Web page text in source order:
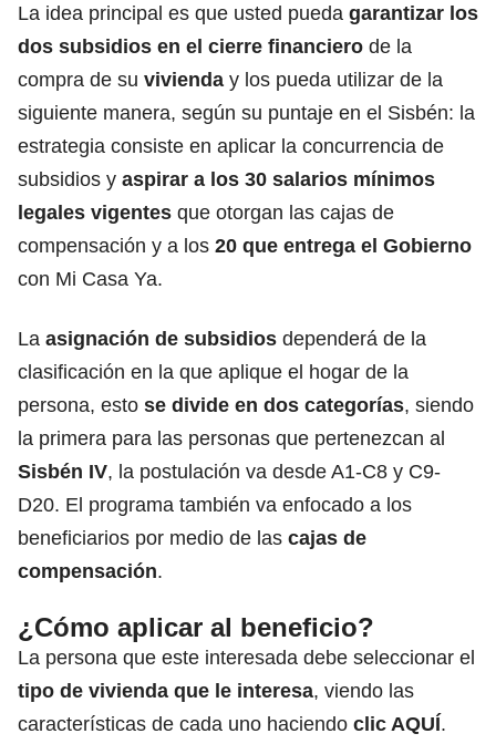
La idea principal es que usted pueda garantizar los
dos subsidios en el cierre financiero de la
compra de su vivienda y los pueda utilizar de la
siguiente manera, según su puntaje en el Sisbén: la
estrategia consiste en aplicar la concurrencia de
subsidios y aspirar a los 30 salarios mínimos
legales vigentes que otorgan las cajas de
compensación y a los 20 que entrega el Gobierno
con Mi Casa Ya.
La asignación de subsidios dependerá de la
clasificación en la que aplique el hogar de la
persona, esto se divide en dos categorías, siendo
la primera para las personas que pertenezcan al
Sisbén IV, la postulación va desde A1-C8 y C9-
D20. El programa también va enfocado a los
beneficiarios por medio de las cajas de
compensación.
¿Cómo aplicar al beneficio?
La persona que este interesada debe seleccionar el
tipo de vivienda que le interesa, viendo las
características de cada uno haciendo clic AQUÍ.